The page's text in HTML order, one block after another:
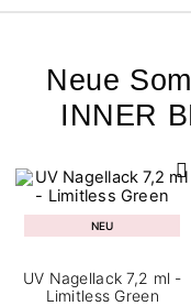
Neue
INNER
NEU
UV Nagellack 7,2 ml -
Limitless Green